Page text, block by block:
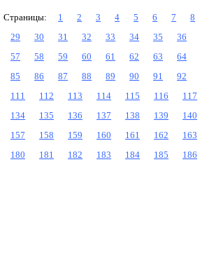
Страницы: 1 2 3 4 5 6 7 8
29
30 31 32 33 34 35 36
57
58 59 60 61 62 63 64
85
86 87 88 89 90 91 92
111
112 113 114 115 116 117
134
135 136 137 138 139 140
157
158 159 160 161 162 163
180
181 182 183 184 185 186